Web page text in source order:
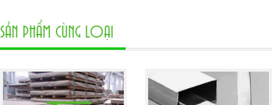
SẢN PHẨM CÙNG LOẠI